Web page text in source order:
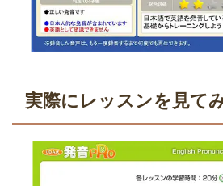
実際にレッスンを見て